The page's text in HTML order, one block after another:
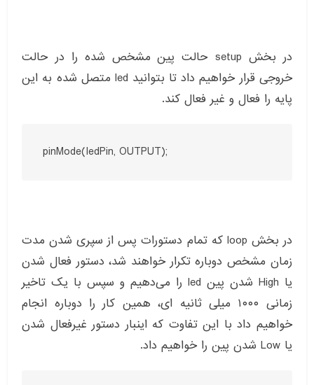
در بخش setup حالت پین مشخص شده را در حالت
خروجی قرار خواهیم داد تا بتوانید led متصل شده به این
پایه را فعال و غیر فعال کند.
pinMode(ledPin, OUTPUT);
در بخش loop که تمام دستورات پس از سپری شدن مدت
زمان مشخص دوباره تکرار خواهند شد، دستور فعال شدن
یا High شدن پین led را می‎‌دهیم و سپس با یک تاخیر
زمانی ۱۰۰۰ میلی ثانیه ای، همین کار را دوباره انجام
خواهیم داد با این تفاوت که اینبار دستور غیرفعال شدن
یا Low شدن پین را خواهیم داد.